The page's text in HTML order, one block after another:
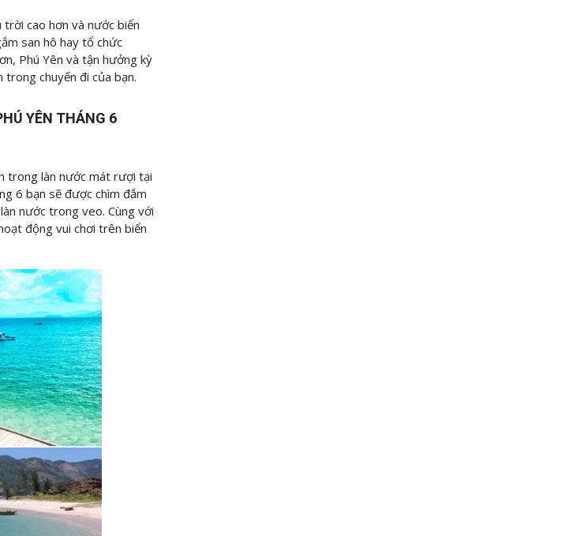
cao hơn và nước biển
san hô hay tổ chức
Phú Yên và tận hưởng kỳ
chuyến đi của bạn.
YÊN THÁNG 6
trong làn nước mát rượi tại
6 bạn sẽ được chìm đắm
nước trong veo. Cùng với
động vui chơi trên biển